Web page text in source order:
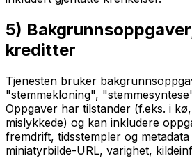
5)
kreditter
Tjenesten bruker
"stemmekloning",
Oppgaver har tilstander (f.eks. i
mislykkede) og kan inkludere
fremdrift, tidsstempler og
miniatyrbilde-URL, varighet,